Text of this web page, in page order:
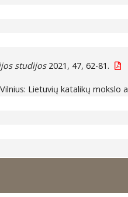
studijos2021, 47, 62-81.
Vilnius: Lietuvių katalikų mokslo